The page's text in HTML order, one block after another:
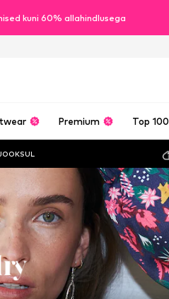
kuni 60% allahindlusega
Premium Top 100